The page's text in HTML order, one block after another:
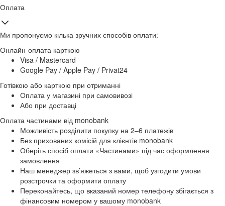
Оплата
Ми пропонуємо кілька зручних способів оплати:
Онлайн-оплата карткою
Visa / Mastercard
Google Pay / Apple Pay / Privat24
Готівкою або карткою при отриманні
Оплата у магазині при самовивозі
Або при доставці
Оплата частинами від monobank
Можливість розділити покупку на 2–6 платежів
Без прихованих комісій для клієнтів monobank
Оберіть спосіб оплати «Частинами» під час оформлення
замовлення
Наш менеджер зв’яжеться з вами, щоб узгодити умови
розстрочки та оформити оплату
Переконайтесь, що вказаний номер телефону збігається з
фінансовим номером у вашому monobank